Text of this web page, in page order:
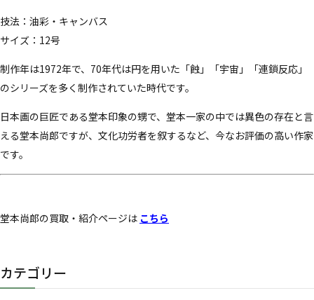
技法：油彩・キャンバス
サイズ：12号
制作年は1972年で、70年代は円を用いた「蝕」「宇宙」「連鎖反応」
のシリーズを多く制作されていた時代です。
日本画の巨匠である堂本印象の甥で、堂本一家の中では異色の存在と言
える堂本尚郎ですが、文化功労者を叙するなど、今なお評価の高い作家
です。
堂本尚郎の買取・紹介ページは こちら
カテゴリー